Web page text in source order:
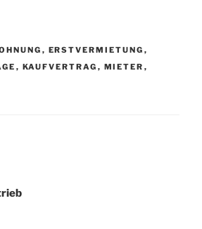
, ERSTVERMIETUNG ,
, KAUFVERTRAG , MIETER ,